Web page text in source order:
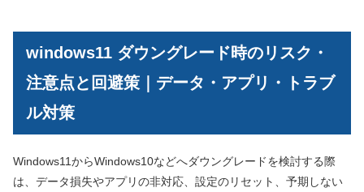
windows11 ダウングレード時のリスク・
注意点と回避策｜データ・アプリ・トラブ
ル対策
Windows11からWindows10などへダウングレードを検討する際
は、データ損失やアプリの非対応、設定のリセット、予期しない